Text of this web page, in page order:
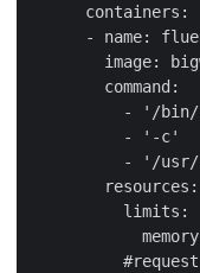
      containers:
- name:
image:
        command:
- '/bin/
          - '-c'
- '/
        resources:
          limits: